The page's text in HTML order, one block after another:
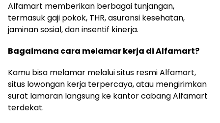
Alfamart memberikan berbagai tunjangan,
termasuk gaji pokok, THR, asuransi kesehatan,
jaminan sosial, dan insentif kinerja.
Bagaimana cara melamar kerja di Alfamart?
Kamu bisa melamar melalui situs resmi Alfamart,
situs lowongan kerja terpercaya, atau mengirimkan
surat lamaran langsung ke kantor cabang Alfamart
terdekat.